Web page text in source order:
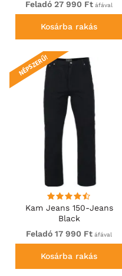
Feladó 27 990 Ft áfával
Kosárba rakás
Kam Jeans 150-Jeans
Black
NÉPSZERŰ!
Feladó 17 990 Ft áfával
Kosárba rakás